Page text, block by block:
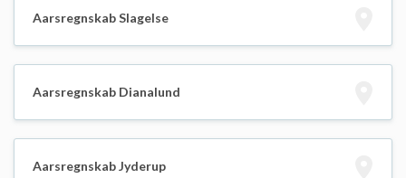
Aarsregnskab Slagelse
Aarsregnskab Dianalund
Aarsregnskab Jyderup